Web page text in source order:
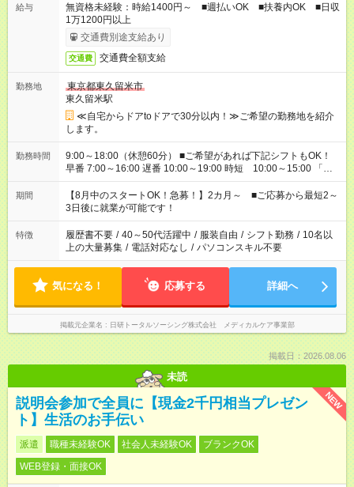
給与
無資格未経験：時給1400円～ ■週払いOK ■扶養内OK ■日収
1万1200円以上
交通費別途支給あり
交通費 交通費全額支給
勤務地
東京都東久留米市
東久留米駅
≪自宅からドアtoドアで30分以内！≫ご希望の勤務地を紹介
します。
勤務時間
9:00～18:00（休憩60分） ■ご希望があれば下記シフトもOK！
早番 7:00～16:00 遅番 10:00～19:00 時短 10:00～15:00 「家
族と休みを合わせたい」 「余裕を持って夕飯の準備がしたい」
「できれば残業はしたくない」 など、ご希望を教えてください
ね。 ※Wワーク希望の方へ 今ご覧のお仕事で希望する勤務時間
と、もう1つのお仕事の勤務時間。 合計で週40時間を超える場
合は応募できません。
期間
【8月中のスタートOK！急募！】2カ月～ ■ご応募から最短2～
3日後に就業が可能です！
特徴 履歴書不要 / 40～50代活躍中 / 服装自由 / シフト勤務 / 10名以
上の大量募集 / 電話対応なし / パソコンスキル不要
気になる！ 応募する 詳細へ
掲載元企業名 日研トータルソーシング株式会社 メディカルケア事業部
掲載日：2026.08.06
未読
NEW
説明会参加で全員に【現金2千円相当プレゼン
ト】生活のお手伝い
派遣 職種未経験OK 社会人未経験OK
ブランクOK
WEB登録・面接OK